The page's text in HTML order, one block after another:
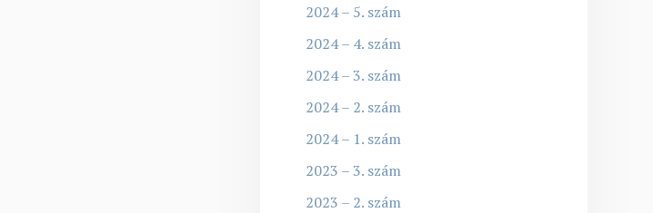
2024 – 5. szám
2024 – 4. szám
2024 – 3. szám
2024 – 2. szám
2024 – 1. szám
2023 – 3. szám
2023 – 2. szám